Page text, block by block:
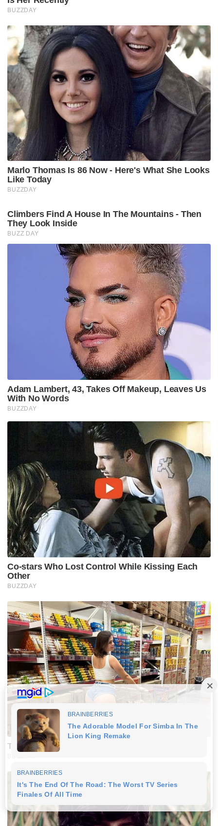
BUZZDAY
Marlo Thomas Is 86 Now - Here's What She Looks
Like Today
BUZZDAY
Climbers Find A House In The Mountains - Then
They Look Inside
BUZZ DAY
Adam Lambert, 43, Takes Off Makeup, Leaves Us
With No Words
BUZZDAY
Co-stars Who Lost Control While Kissing Each
Other
BUZZDAY
This Photo Was Not Edited, Look Closer